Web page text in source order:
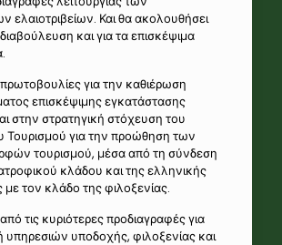
ελαιοτριβείων. Και θα ακολουθήσει
και για τα επισκέψιμα
πρωτοβουλίες για την καθιέρωση
επισκέψιμης εγκατάστασης
στην στρατηγική στόχευση του
Τουρισμού για την προώθηση των
τουρισμού, μέσα από τη σύνδεση
κλάδου και της ελληνικής
τον κλάδο της φιλοξενίας.
τις κυριότερες προδιαγραφές για
υποδοχής, φιλοξενίας και